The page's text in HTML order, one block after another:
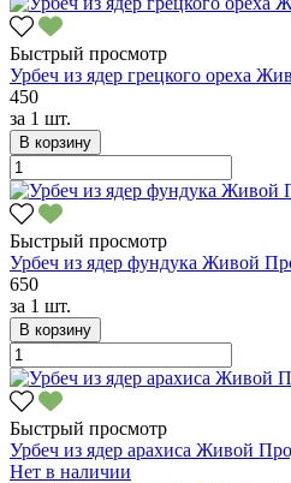
Быстрый просмотр
Урбеч из ядер грецкого ореха
450
за 1 шт.
В корзину
Быстрый просмотр
Урбеч из ядер фундука Живой
650
за 1 шт.
В корзину
Быстрый просмотр
Урбеч из ядер арахиса Живой
Нет в наличии